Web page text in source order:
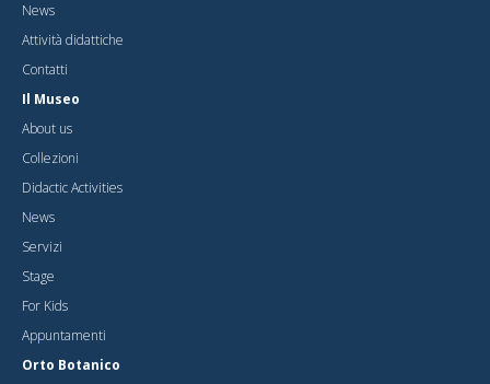
News
Attività didattiche
Contatti
Il Museo
About us
Collezioni
Didactic Activities
News
Servizi
Stage
For Kids
Appuntamenti
Orto Botanico